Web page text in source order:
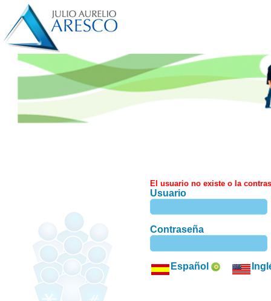
El usuario no existe o la
Usuario
Contraseña
Español